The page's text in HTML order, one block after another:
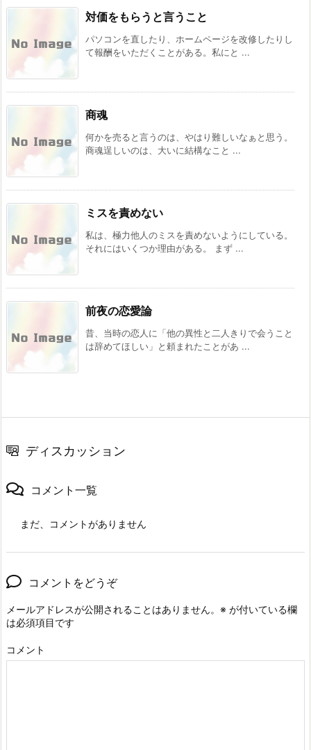
対価をもらうと言うこと
パソコンを直したり、ホームページを改修したりし
て報酬をいただくことがある。私にと ...
商魂
何かを売ると言うのは、やはり難しいなぁと思う。
商魂逞しいのは、大いに結構なこと ...
ミスを責めない
私は、極力他人のミスを責めないようにしている。
それにはいくつか理由がある。 まず ...
前夜の恋愛論
昔、当時の恋人に「他の異性と二人きりで会うこと
は辞めてほしい」と頼まれたことがあ ...
ディスカッション
コメント一覧
まだ、コメントがありません
コメントをどうぞ
メールアドレスが公開されることはありません。 ※ が付いている欄
は必須項目です
コメント